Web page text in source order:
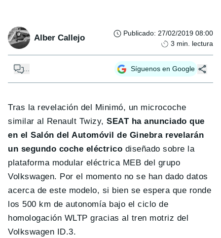
Alber Callejo Publicado: 27/02/2019 08:00
3 min. lectura
... Síguenos en Google
Tras la revelación del Minimó, un microcoche
similar al Renault Twizy,SEAT ha anunciado que
en el Salón del Automóvil de Ginebra revelarán
un segundo coche eléctrico diseñado sobre la
plataforma modular eléctrica MEB del grupo
Volkswagen. Por el momento no se han dado datos
acerca de este modelo, si bien se espera que ronde
los 500 km de autonomía bajo el ciclo de
homologación WLTP gracias al tren motriz del
Volkswagen ID.3.